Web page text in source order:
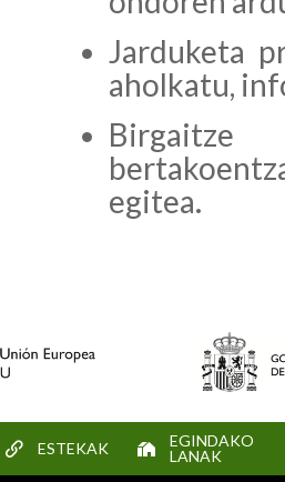
Jarduketa
aholkatu,
egitea.
ESTEKAK
EGINDAKO
LANAK